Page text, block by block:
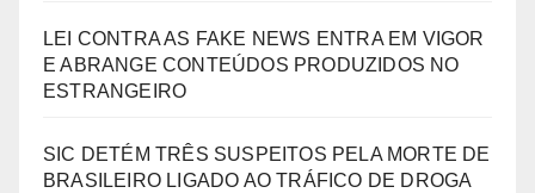
LEI CONTRA AS FAKE NEWS ENTRA EM VIGOR
E ABRANGE CONTEÚDOS PRODUZIDOS NO
ESTRANGEIRO
SIC DETÉM TRÊS SUSPEITOS PELA MORTE DE
BRASILEIRO LIGADO AO TRÁFICO DE DROGA